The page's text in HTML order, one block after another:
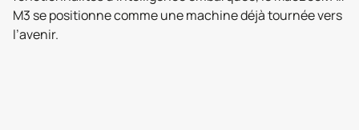
M3 se positionne comme une machine déjà tournée vers
l’avenir.